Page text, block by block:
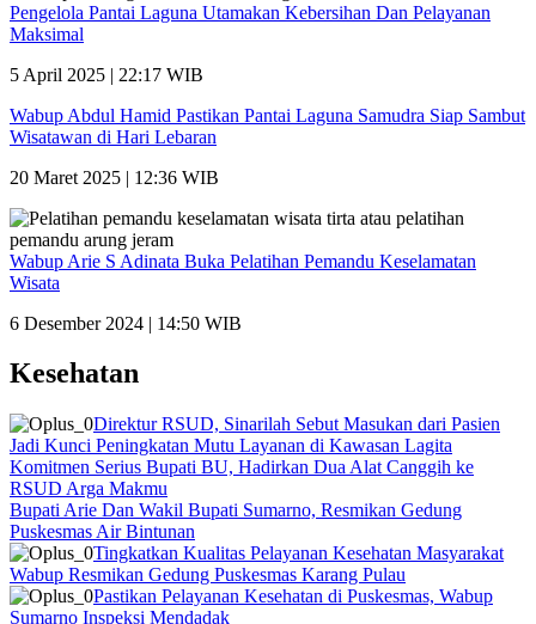
Pengelola Pantai Laguna Utamakan Kebersihan Dan Pelayanan
Maksimal
5 April 2025 | 22:17 WIB
Wabup Abdul Hamid Pastikan Pantai Laguna Samudra Siap Sambut
Wisatawan di Hari Lebaran
20 Maret 2025 | 12:36 WIB
Wabup Arie S Adinata Buka Pelatihan Pemandu Keselamatan
Wisata
6 Desember 2024 | 14:50 WIB
Kesehatan
Direktur RSUD, Sinarilah Sebut Masukan dari Pasien
Jadi Kunci Peningkatan Mutu Layanan di Kawasan Lagita
Komitmen Serius Bupati BU, Hadirkan Dua Alat Canggih ke
RSUD Arga Makmu
Bupati Arie Dan Wakil Bupati Sumarno, Resmikan Gedung
Puskesmas Air Bintunan
Tingkatkan Kualitas Pelayanan Kesehatan Masyarakat
Wabup Resmikan Gedung Puskesmas Karang Pulau
Pastikan Pelayanan Kesehatan di Puskesmas, Wabup
Sumarno Inspeksi Mendadak